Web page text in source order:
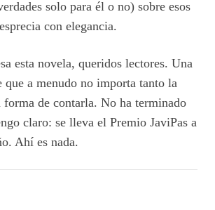
solo para él o no) sobre esos
con elegancia.
esta novela, queridos lectores. Una
que a menudo no importa tanto la
de contarla. No ha terminado
claro: se lleva el Premio JaviPas a
Ahí es nada.